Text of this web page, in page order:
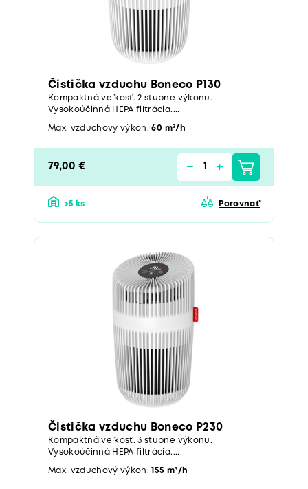
Čistička vzduchu Boneco P130
Kompaktná veľkosť. 2 stupne výkonu.
Vysokoúčinná HEPA filtrácia....
Max. vzduchový výkon:60 m³/h
79,00 €
>5 ks Porovnať
Čistička vzduchu Boneco P230
Kompaktná veľkosť. 3 stupne výkonu.
Vysokoúčinná HEPA filtrácia....
Max. vzduchový výkon:155 m³/h